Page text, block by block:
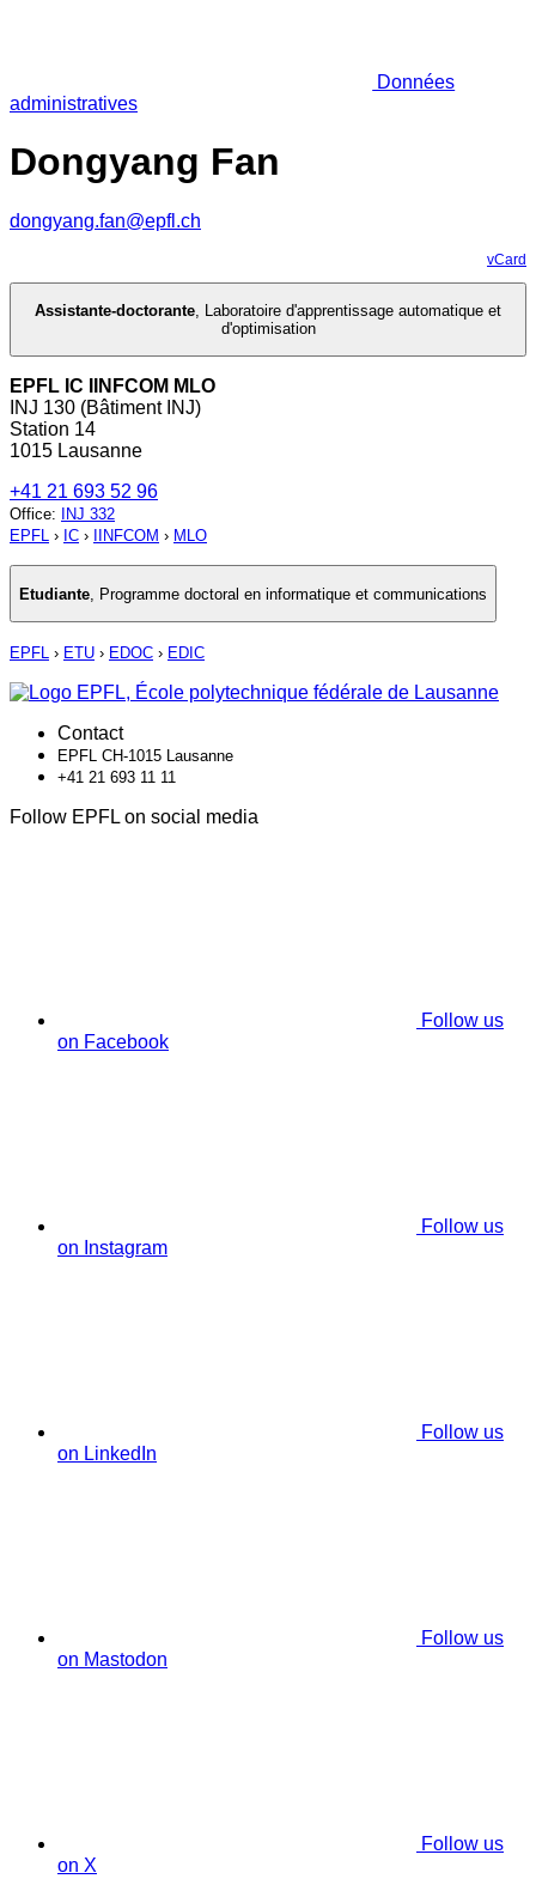
Données
administratives
Dongyang Fan
dongyang.fan@epfl.ch
vCard
Assistante-doctorante, Laboratoire d'apprentissage automatique et
d'optimisation
EPFL IC IINFCOM MLO
INJ 130 (Bâtiment INJ)
Station 14
1015 Lausanne
+41 21 693 52 96
Office:
INJ 332
EPFL › IC › IINFCOM › MLO
Etudiante Programme doctoral en informatique et communications
EPFL › ETU › EDOC › EDIC
Contact
EPFL CH-1015 Lausanne
+41 21 693 11 11
Follow EPFL on social media
Follow us
on Facebook
Follow us
on Instagram
Follow us
on LinkedIn
Follow us
on Mastodon
Follow us
on X